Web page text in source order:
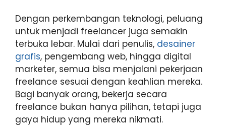
Dengan perkembangan teknologi, peluang
untuk menjadi freelancer juga semakin
terbuka lebar. Mulai dari penulis, desainer
grafis, pengembang web, hingga digital
marketer, semua bisa menjalani pekerjaan
freelance sesuai dengan keahlian mereka.
Bagi banyak orang, bekerja secara
freelance bukan hanya pilihan, tetapi juga
gaya hidup yang mereka nikmati.